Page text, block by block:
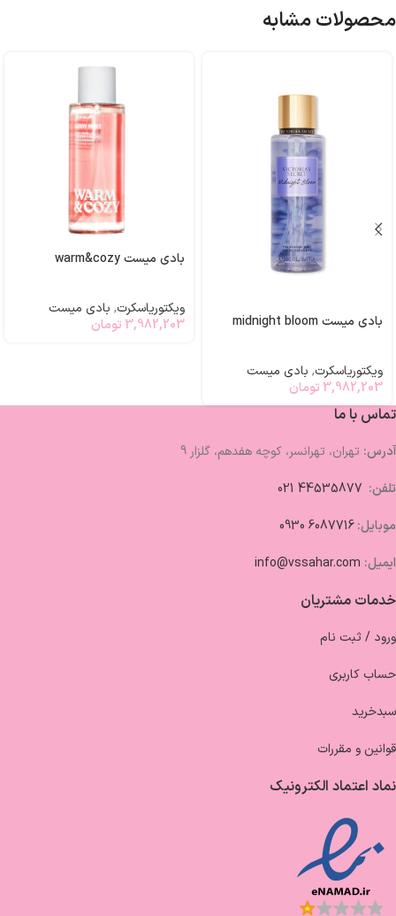
محصولات مشابه
بادی میست midnight bloom
ویکتوریاسکرت, بادی میست
3,982,203 تومان
بادی میست warm&cozy
ویکتوریاسکرت, بادی میست
3,982,203 تومان
تماس با ما
آدرس: تهران، تهرانسر، کوچه هفدهم، گلزار 9
تلفن:
موبایل:6087716 0930
ایمیل: info@vssahar.com
خدمات مشتریان
ورود / ثبت نام
حساب کاربری
سبدخرید
قوانین و مقررات
نماد اعتماد الکترونیک